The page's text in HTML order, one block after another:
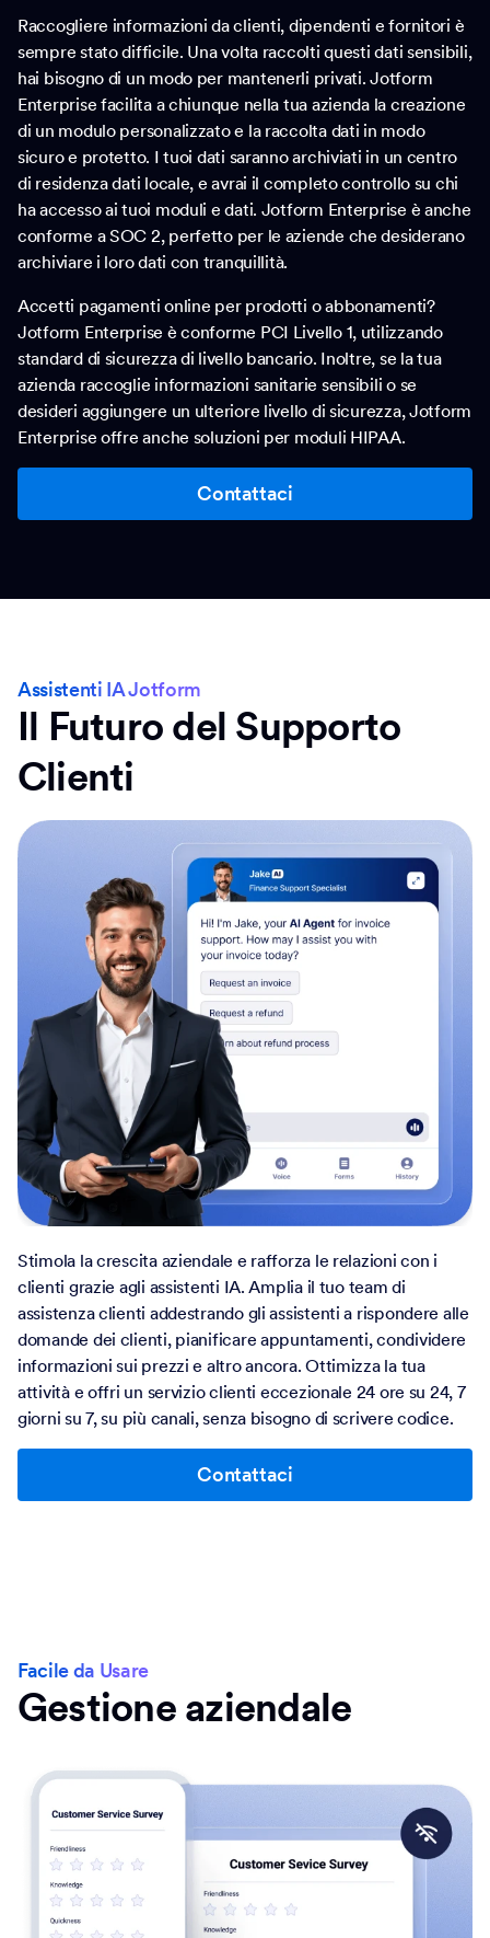
Raccogliere informazioni da clienti, dipendenti e fornitori è
sempre stato difficile. Una volta raccolti questi dati sensibili,
hai bisogno di un modo per mantenerli privati. Jotform
Enterprise facilita a chiunque nella tua azienda la creazione
di un modulo personalizzato e la raccolta dati in modo
sicuro e protetto. I tuoi dati saranno archiviati in un centro
di residenza dati locale, e avrai il completo controllo su chi
ha accesso ai tuoi moduli e dati. Jotform Enterprise è anche
conforme a SOC 2, perfetto per le aziende che desiderano
archiviare i loro dati con tranquillità.
Accetti pagamenti online per prodotti o abbonamenti?
Jotform Enterprise è conforme PCI Livello 1, utilizzando
standard di sicurezza di livello bancario. Inoltre, se la tua
azienda raccoglie informazioni sanitarie sensibili o se
desideri aggiungere un ulteriore livello di sicurezza, Jotform
Enterprise offre anche soluzioni per moduli HIPAA.
Contattaci
Assistenti IA Jotform
Il Futuro del Supporto
Clienti
Stimola la crescita aziendale e rafforza le relazioni con i
clienti grazie agli assistenti IA. Amplia il tuo team di
assistenza clienti addestrando gli assistenti a rispondere alle
domande dei clienti, pianificare appuntamenti, condividere
informazioni sui prezzi e altro ancora. Ottimizza la tua
attività e offri un servizio clienti eccezionale 24 ore su 24, 7
giorni su 7, su più canali, senza bisogno di scrivere codice.
Contattaci
Facile da Usare
Gestione aziendale